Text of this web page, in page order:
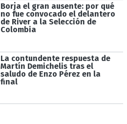
Borja el gran ausente: por qué
no fue convocado el delantero
de River a la Selección de
Colombia
La contundente respuesta de
Martín Demichelis tras el
saludo de Enzo Pérez en la
final